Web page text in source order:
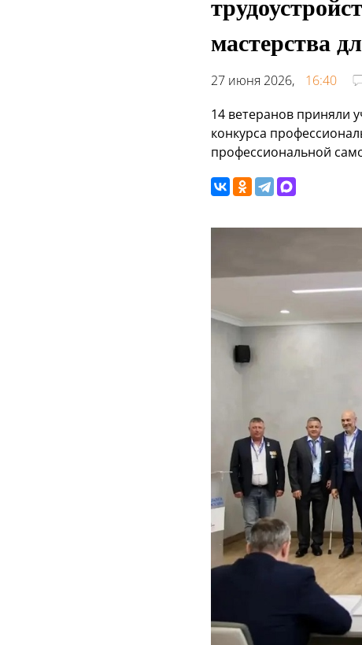
мастерства
27 июня 2026,
16:40
14 ветеранов приняли
конкурса
профессиональной